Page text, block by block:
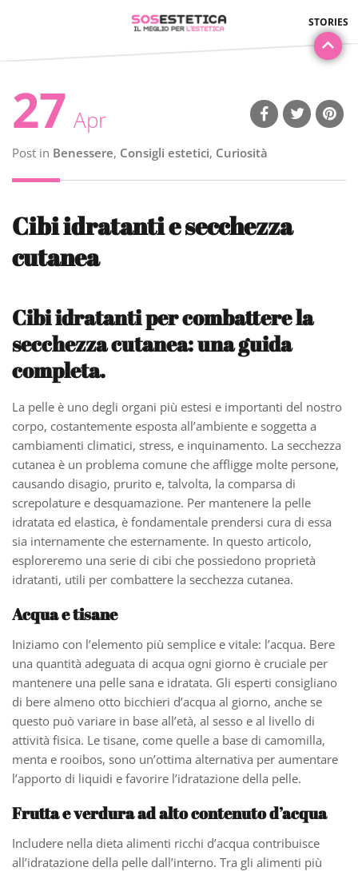
27 Apr
Post in Benessere, Consigli estetici, Curiosità
Cibi idratanti e secchezza
cutanea
Cibi idratanti per combattere la
secchezza cutanea: una guida
completa.
La pelle è uno degli organi più estesi e importanti del nostro
corpo, costantemente esposta all’ambiente e soggetta a
cambiamenti climatici, stress, e inquinamento. La secchezza
cutanea è un problema comune che affligge molte persone,
causando disagio, prurito e, talvolta, la comparsa di
screpolature e desquamazione. Per mantenere la pelle
idratata ed elastica, è fondamentale prendersi cura di essa
sia internamente che esternamente. In questo articolo,
esploreremo una serie di cibi che possiedono proprietà
idratanti, utili per combattere la secchezza cutanea.
Acqua e tisane
Iniziamo con l’elemento più semplice e vitale: l’acqua. Bere
una quantità adeguata di acqua ogni giorno è cruciale per
mantenere una pelle sana e idratata. Gli esperti consigliano
di bere almeno otto bicchieri d’acqua al giorno, anche se
questo può variare in base all’età, al sesso e al livello di
attività fisica. Le tisane, come quelle a base di camomilla,
menta e rooibos, sono un’ottima alternativa per aumentare
l’apporto di liquidi e favorire l’idratazione della pelle.
Frutta e verdura ad alto contenuto d’acqua
Includere nella dieta alimenti ricchi d’acqua contribuisce
all’idratazione della pelle dall’interno. Tra gli alimenti più